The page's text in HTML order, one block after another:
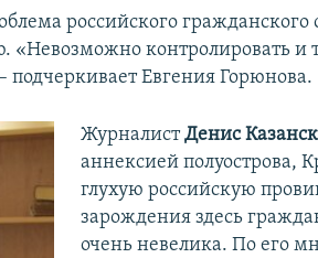
российского гражданского
«Невозможно контролировать и
подчеркивает Евгения Горюнова.
ЖурналистДенис
аннексией полуострова,
глухую российскую
зарождения здесь
очень невелика. По его